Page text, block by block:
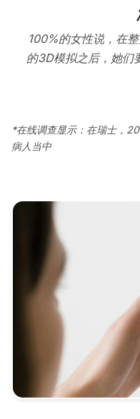
100%的女性说，在
的3D模拟之后，她们
*在线调查显示：在瑞士，
病人当中